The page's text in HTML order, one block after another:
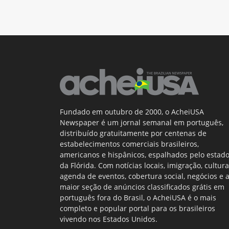
Fundado em outubro de 2000, o AcheiUSA
Newspaper é um jornal semanal em português,
distribuído gratuitamente por centenas de
estabelecimentos comerciais brasileiros,
americanos e hispânicos, espalhados pelo estado
da Flórida. Com notícias locais, imigração,
agenda de eventos, cobertura social, negócios e a
maior seção de anúncios classificados grátis em
português fora do Brasil, o AcheiUSA é o mais
completo e popular portal para os brasileiros
vivendo nos Estados Unidos.